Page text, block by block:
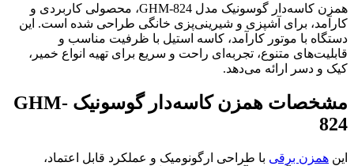
همزن کاسه‌دار گوسونیک مدل GHM-824، محصولی کاربردی و
کارآمد، برای آشپزی و شیرینی‌پزی خانگی طراحی شده است. این
دستگاه با موتور کارآمد، کاسه استیل با ظرفیت مناسب و
قابلیت‌های متنوع، تجربه‌ای راحت و سریع برای تهیه انواع خمیر،
کیک و دسر ارائه می‌دهد.
مشخصات همزن کاسه‌دار گوسونیک GHM-
824
این همزن برقی با طراحی ارگونومیک و عملکرد قابل اعتماد،